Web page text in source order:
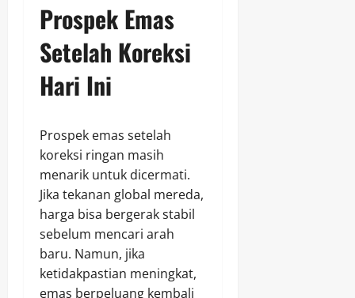
Prospek Emas
Setelah Koreksi
Hari Ini
Prospek emas setelah
koreksi ringan masih
menarik untuk dicermati.
Jika tekanan global mereda,
harga bisa bergerak stabil
sebelum mencari arah
baru. Namun, jika
ketidakpastian meningkat,
emas berpeluang kembali